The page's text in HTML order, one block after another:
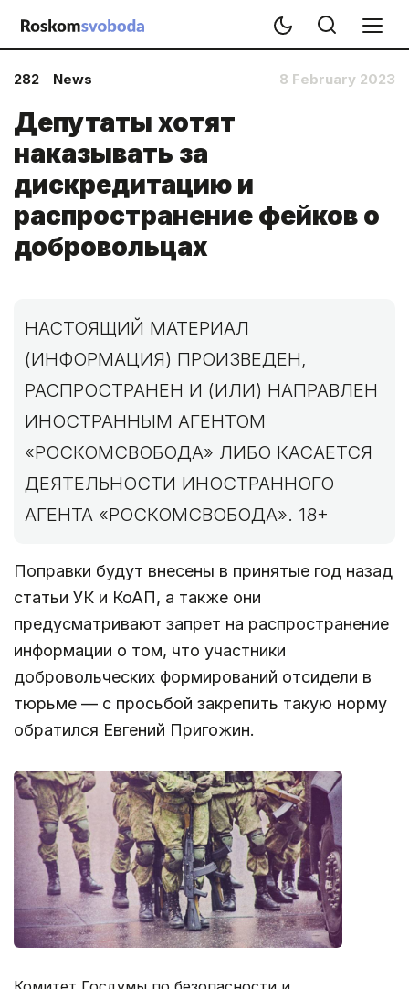
282 News 8 February 2023
Депутаты хотят
наказывать за
дискредитацию и
распространение фейков о
добровольцах
НАСТОЯЩИЙ МАТЕРИАЛ
(ИНФОРМАЦИЯ) ПРОИЗВЕДЕН,
РАСПРОСТРАНЕН И (ИЛИ) НАПРАВЛЕН
ИНОСТРАННЫМ АГЕНТОМ
«РОСКОМСВОБОДА» ЛИБО КАСАЕТСЯ
ДЕЯТЕЛЬНОСТИ ИНОСТРАННОГО
АГЕНТА «РОСКОМСВОБОДА». 18+
Поправки будут внесены в принятые год назад
статьи УК и КоАП, а также они
предусматривают запрет на распространение
информации о том, что участники
добровольческих формирований отсидели в
тюрьме — с просьбой закрепить такую норму
обратился Евгений Пригожин.